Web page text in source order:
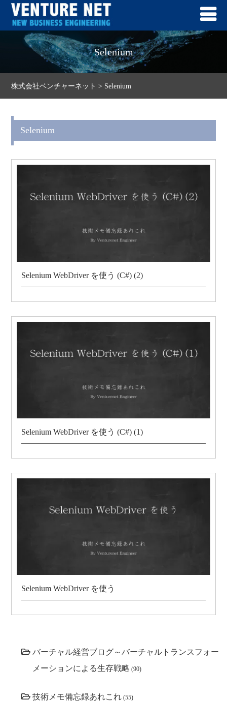
Selenium
株式会社ベンチャーネット > Selenium
Selenium
Selenium WebDriver を使う (C#) (2)
Selenium WebDriver を使う (C#) (1)
Selenium WebDriver を使う
バーチャル経営ブログ～バーチャルトランスフォー
メーションによる生存戦略 (90)
技術メモ備忘録あれこれ (55)